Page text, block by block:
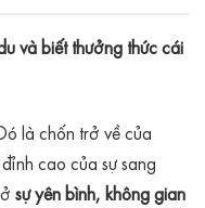
và biết thưởng thức cái
là chốn trở về của
cao của sự sang
sự yên bình, không gian